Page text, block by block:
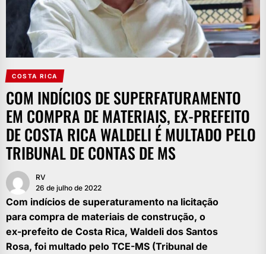
COSTA RICA
COM INDÍCIOS DE SUPERFATURAMENTO
EM COMPRA DE MATERIAIS, EX-PREFEITO
DE COSTA RICA WALDELI É MULTADO PELO
TRIBUNAL DE CONTAS DE MS
RV
26 de julho de 2022
Com indícios de superaturamento na licitação
para compra de materiais de construção, o
ex-prefeito de Costa Rica, Waldeli dos Santos
Rosa, foi multado pelo TCE-MS (Tribunal de